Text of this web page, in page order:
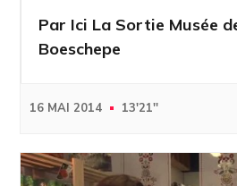
Par Ici La Sortie Musée
Boeschepe
16 MAI 2014 13'21''